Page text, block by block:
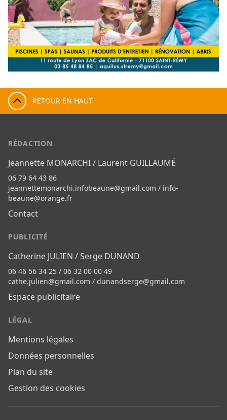
RETOUR EN HAUT
RÉDACTION
Jeannette MONARCHI / Laurent GUILLAUMÉ
06 79 64 43 86
jeannettemonarchi.infobeaune@gmail.com / info-
beaune@orange.fr
Contact
PUBLICITÉ
Catherine JULIEN / Serge DUNAND
06 46 56 34 25 / 06 32 00 00 49
cathe.julien@gmail.com / dunandserge@gmail.com
Espace publicitaire
LÉGAL
Mentions légales
Données personnelles
Plan du site
Gestion des cookies